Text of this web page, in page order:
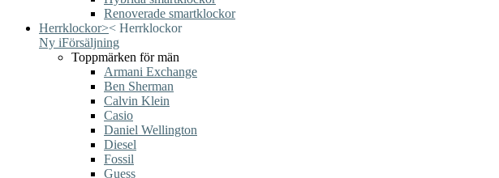
Renoverade smartklockor
Herrklockor>< Herrklockor
Ny iFörsäljning
Toppmärken för män
Armani Exchange
Ben Sherman
Calvin Klein
Casio
Daniel Wellington
Diesel
Fossil
Guess